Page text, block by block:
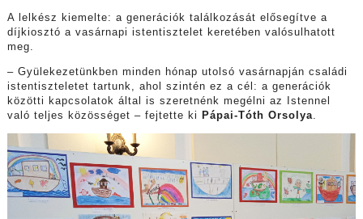
A lelkész kiemelte: a generációk találkozását elősegítve a
díjkiosztó a vasárnapi istentisztelet keretében valósulhatott
meg.
– Gyülekezetünkben minden hónap utolsó vasárnapján családi
istentiszteletet tartunk, ahol szintén ez a cél: a generációk
közötti kapcsolatok által is szeretnénk megélni az Istennel
való teljes közösséget – fejtette ki
Pápai-Tóth Orsolya.